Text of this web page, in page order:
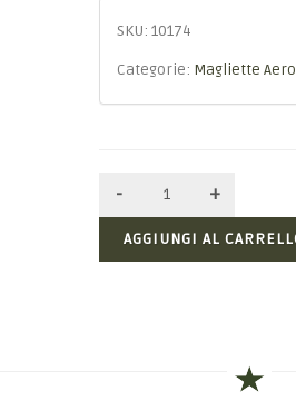
SKU: 10174
Categorie: Magliette
AGGIUNGI AL